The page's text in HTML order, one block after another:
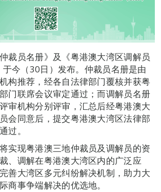
裁员名册》及《粤港澳大湾区调解员
今（30日）发布。仲裁员名册是由
构推荐，经各自法律部门覆核并获粤
门联席会议审定通过；而调解员名册
审机构分别评审，汇总后经粤港澳大
会同意后，提交粤港澳大湾区法律部
过。
实现粤港澳三地仲裁员及调解员的资
、调解在粤港澳大湾区内的广泛应
善大湾区多元纠纷解决机制，助力大
商事争端解决的优选地。